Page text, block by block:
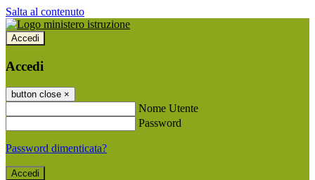
Salta al contenuto
Accedi
Accedi
button close ×
Nome Utente
Password
Password dimenticata?